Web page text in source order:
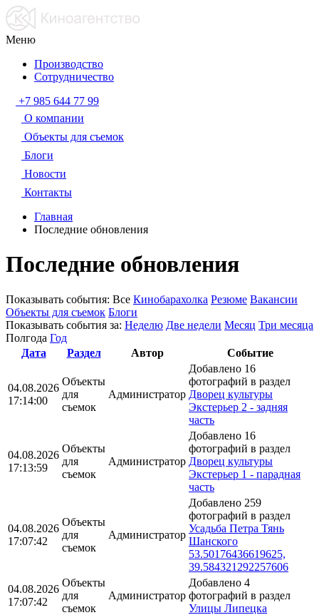
Меню
Производство
Сотрудничество
+7 985 644 77 99
О компании
Объекты для съемок
Блоги
Новости
Контакты
Главная
Последние обновления
Последние обновления
Показывать события: Все Кинобарахолка Резюме Вакансии
Объекты для съемок Блоги
Показывать события за: Неделю Две недели Месяц Три месяца
Полгода Год
Дата
Раздел Автор Событие
04.08.2026
17:14:00
Объекты
для
съемок
Администратор
Добавлено 16
фотографий в раздел
Дворец культуры
Экстерьер 2 - задняя
часть
04.08.2026
17:13:59
Объекты
для
съемок
Администратор
Добавлено 16
фотографий в раздел
Дворец культуры
Экстерьер 1 - парадная
часть
04.08.2026
17:07:42
Объекты
для
съемок
Администратор
Добавлено 259
фотографий в раздел
Усадьба Петра Тянь
Шанского
53.50176436619625,
39.584321292257606
04.08.2026
17:07:42
Объекты
для
съемок
Администратор
Добавлено 4
фотографий в раздел
Улицы Липецка